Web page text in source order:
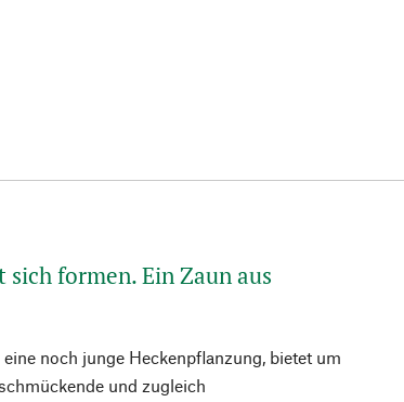
formen. Ein Zaun aus
noch junge Heckenpflanzung, bietet um
und zugleich